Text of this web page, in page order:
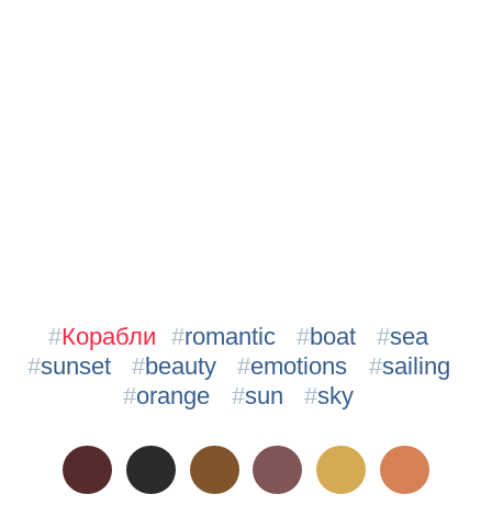
#Корабли #romantic #boat #sea
#sunset #beauty #emotions #sailing
#orange #sun #sky